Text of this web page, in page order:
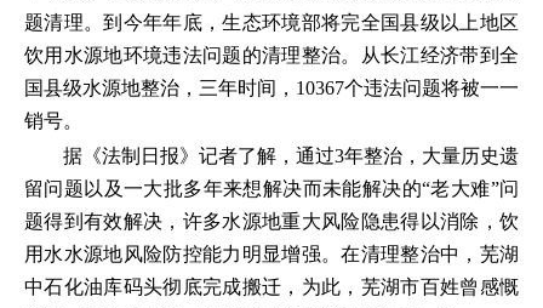
题清理。到今年年底，生态环境部将完全国县级以上地区
饮用水源地环境违法问题的清理整治。从长江经济带到全
国县级水源地整治，三年时间，10367个违法问题将被一一
销号。
据《法制日报》记者了解，通过3年整治，大量历史遗
留问题以及一大批多年来想解决而未能解决的“老大难”问
题得到有效解决，许多水源地重大风险隐患得以消除，饮
用水水源地风险防控能力明显增强。在清理整治中，芜湖
中石化油库码头彻底完成搬迁，为此，芜湖市百姓曾感慨